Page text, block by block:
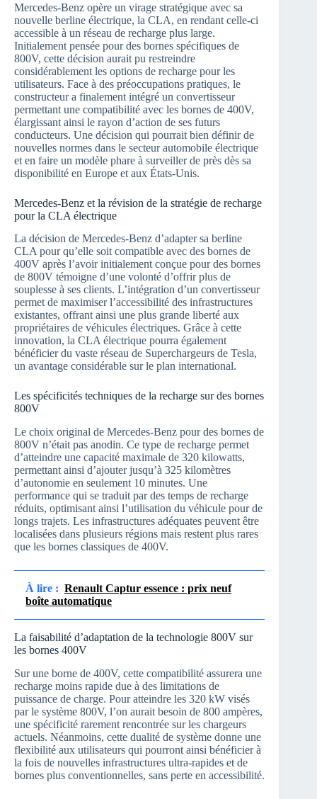
Mercedes-Benz opère un virage stratégique avec sa
nouvelle berline électrique, la CLA, en rendant celle-ci
accessible à un réseau de recharge plus large.
Initialement pensée pour des bornes spécifiques de
800V, cette décision aurait pu restreindre
considérablement les options de recharge pour les
utilisateurs. Face à des préoccupations pratiques, le
constructeur a finalement intégré un convertisseur
permettant une compatibilité avec les bornes de 400V,
élargissant ainsi le rayon d’action de ses futurs
conducteurs. Une décision qui pourrait bien définir de
nouvelles normes dans le secteur automobile électrique
et en faire un modèle phare à surveiller de près dès sa
disponibilité en Europe et aux États-Unis.
Mercedes-Benz et la révision de la stratégie de recharge
pour la CLA électrique
La décision de Mercedes-Benz d’adapter sa berline
CLA pour qu’elle soit compatible avec des bornes de
400V après l’avoir initialement conçue pour des bornes
de 800V témoigne d’une volonté d’offrir plus de
souplesse à ses clients. L’intégration d’un convertisseur
permet de maximiser l’accessibilité des infrastructures
existantes, offrant ainsi une plus grande liberté aux
propriétaires de véhicules électriques. Grâce à cette
innovation, la CLA électrique pourra également
bénéficier du vaste réseau de Superchargeurs de Tesla,
un avantage considérable sur le plan international.
Les spécificités techniques de la recharge sur des bornes
800V
Le choix original de Mercedes-Benz pour des bornes de
800V n’était pas anodin. Ce type de recharge permet
d’atteindre une capacité maximale de 320 kilowatts,
permettant ainsi d’ajouter jusqu’à 325 kilomètres
d’autonomie en seulement 10 minutes. Une
performance qui se traduit par des temps de recharge
réduits, optimisant ainsi l’utilisation du véhicule pour de
longs trajets. Les infrastructures adéquates peuvent être
localisées dans plusieurs régions mais restent plus rares
que les bornes classiques de 400V.
À lire : Renault Captur essence : prix neuf
boîte automatique
La faisabilité d’adaptation de la technologie 800V sur
les bornes 400V
Sur une borne de 400V, cette compatibilité assurera une
recharge moins rapide due à des limitations de
puissance de charge. Pour atteindre les 320 kW visés
par le système 800V, l’on aurait besoin de 800 ampères,
une spécificité rarement rencontrée sur les chargeurs
actuels. Néanmoins, cette dualité de système donne une
flexibilité aux utilisateurs qui pourront ainsi bénéficier à
la fois de nouvelles infrastructures ultra-rapides et de
bornes plus conventionnelles, sans perte en accessibilité.